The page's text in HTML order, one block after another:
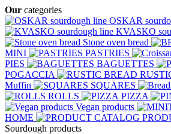
Our categories
OSKAR
KVASKO
Stone oven bread
MINI
PASTRIES
PIES
BAGUETTES
POGACCIA
Muffin
SQUARES
ROLLS
PIZZA
Vegan products
HOME
Sourdough products